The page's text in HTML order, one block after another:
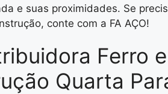
e suas proximidades. Se
conte com a FA AÇO!
Ferro
Quarta